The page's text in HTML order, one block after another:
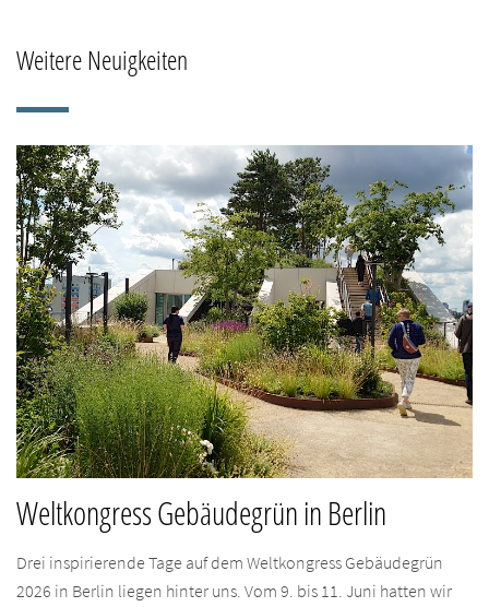
Weitere Neuigkeiten
Weltkongress Gebäudegrün in Berlin
Drei inspirierende Tage auf dem Weltkongress Gebäudegrün
2026 in Berlin liegen hinter uns. Vom 9. bis 11. Juni hatten wir